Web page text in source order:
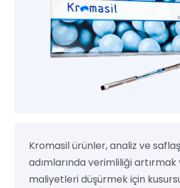
Kromasil ürünler, analiz ve
adımlarında verimliliği artırmak
maliyetleri düşürmek için